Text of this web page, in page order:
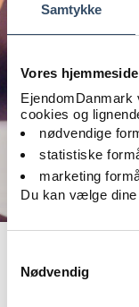
Samtykke
Vores
EjendomDanmark
cookies og
nødvendige
statistiske
marketing
Du kan vælge
Nødvendig
Ejendom Danmark
Den 5.